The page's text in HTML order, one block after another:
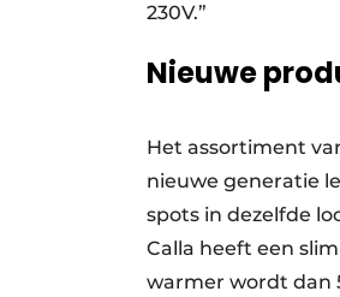
230V.”
Nieuwe
Het assortiment
nieuwe generatie
spots in dezelfde
Calla heeft een
warmer wordt dan